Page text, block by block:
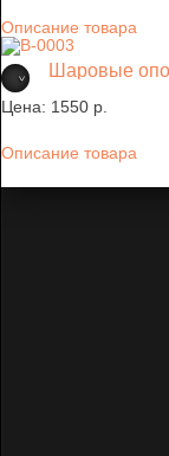
Описание товара
Шаровые
Цена: 1550 p.
Описание товара